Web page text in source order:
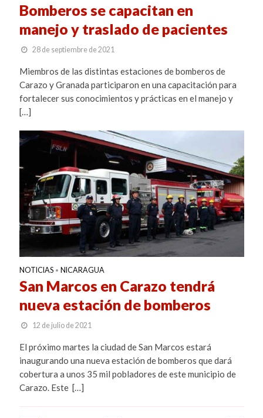
Bomberos se capacitan en
manejo y traslado de pacientes
28 de septiembre de 2021
Miembros de las distintas estaciones de bomberos de
Carazo y Granada participaron en una capacitación para
fortalecer sus conocimientos y prácticas en el manejo y
[…]
NOTICIAS • NICARAGUA
San Marcos en Carazo tendrá
nueva estación de bomberos
12 de julio de 2021
El próximo martes la ciudad de San Marcos estará
inaugurando una nueva estación de bomberos que dará
cobertura a unos 35 mil pobladores de este municipio de
Carazo. Este […]